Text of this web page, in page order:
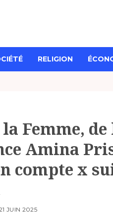
RELIGION
Femme,
Amina
compte x
JUIN 2025